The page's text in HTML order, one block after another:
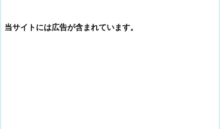
当サイトには広告が含まれています。